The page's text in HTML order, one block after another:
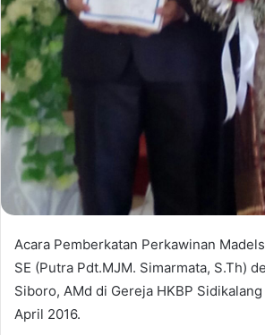
Acara Pemberkatan Perkawinan
SE (Putra Pdt.MJM. Simarmata, S.Th)
Siboro, AMd di Gereja HKBP
April 2016.